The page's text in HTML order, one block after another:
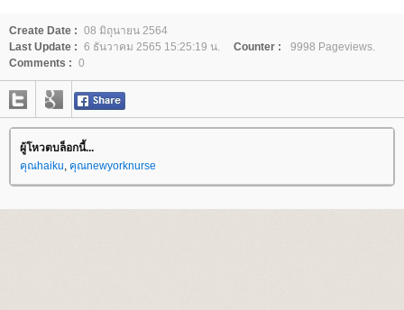
Create Date : 08 มิถุนายน 2564
Last Update : 6 ธันวาคม 2565 15:25:19 น. Counter :
9998 Pageviews.
Comments : 0
ผู้โหวตบล็อกนี้...
คุณhaiku, คุณnewyorknurse